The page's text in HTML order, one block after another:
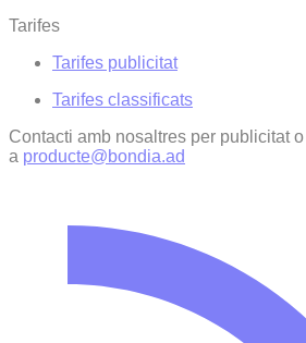
Tarifes
Tarifes publicitat
Tarifes classificats
Contacti amb nosaltres per publicitat
a producte@bondia.ad